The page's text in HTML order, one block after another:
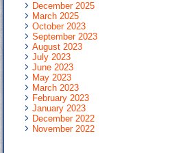
December 2025
March 2025
October 2023
September 2023
August 2023
July 2023
June 2023
May 2023
March 2023
February 2023
January 2023
December 2022
November 2022